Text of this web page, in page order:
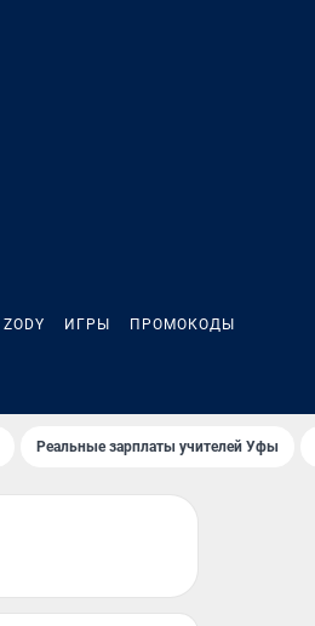
ZODY ИГРЫ ПРОМОКОДЫ
Реальные зарплаты учителей Уфы